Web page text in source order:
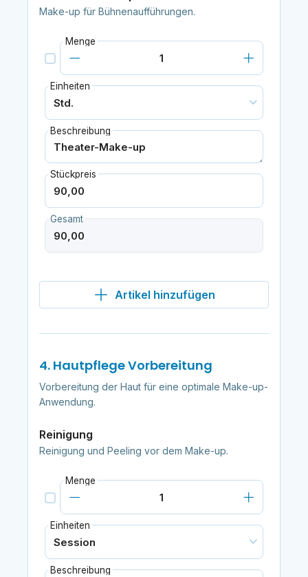
Make-up für Bühnenaufführungen.
Menge
Einheiten
Beschreibung
Stückpreis
Gesamt
Artikel hinzufügen
4. Hautpflege Vorbereitung
Vorbereitung der Haut für eine optimale Make-up-
Anwendung.
Reinigung
Reinigung und Peeling vor dem Make-up.
Menge
Einheiten
Beschreibung